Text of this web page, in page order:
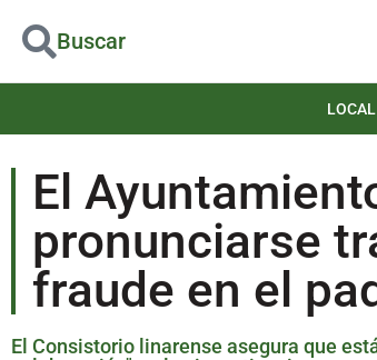
Buscar
LOCAL
El
pronunciarse
fraude en el
El Consistorio linarense asegura que